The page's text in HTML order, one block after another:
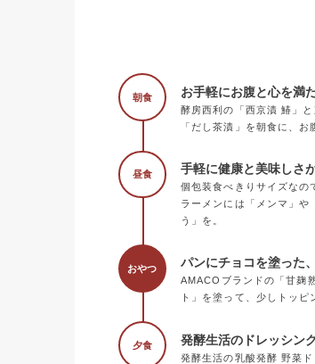
朝食 お手軽にお腹と心を満
酵房西利の「西京漬 鰆」
「だし茶漬」を朝食に、
昼食 手軽に健康と美味しさ
個包装食べきりサイズなの
ラーメンには「メンマ」や
う」を。
おやつ パンにチョコを塗った
AMACOブランドの「甘麹
ト」を塗って、少しトッピ
夕食 発酵生活のドレッシン
発酵生活の乳酸発酵 野菜